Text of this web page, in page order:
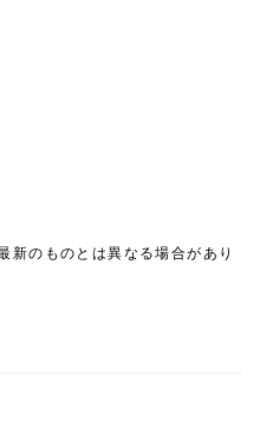
新のものとは異なる場合があり